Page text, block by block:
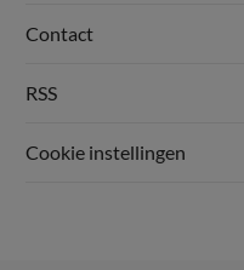
Contact
RSS
Cookie instellingen